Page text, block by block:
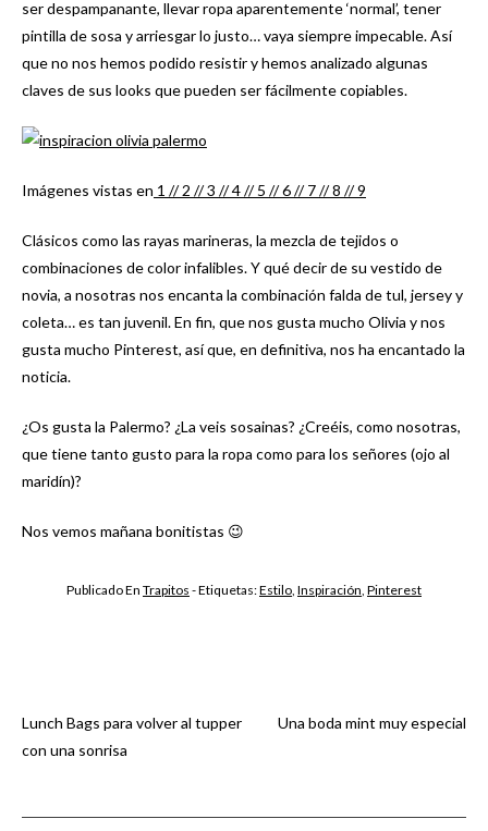
ser despampanante, llevar ropa aparentemente ‘normal’, tener
pintilla de sosa y arriesgar lo justo… vaya siempre impecable. Así
que no nos hemos podido resistir y hemos analizado algunas
claves de sus looks que pueden ser fácilmente copiables.
Imágenes vistas en 1 // 2 // 3 // 4 // 5 // 6 // 7 // 8 // 9
Clásicos como las rayas marineras, la mezcla de tejidos o
combinaciones de color infalibles. Y qué decir de su vestido de
novia, a nosotras nos encanta la combinación falda de tul, jersey y
coleta… es tan juvenil. En fin, que nos gusta mucho Olivia y nos
gusta mucho Pinterest, así que, en definitiva, nos ha encantado la
noticia.
¿Os gusta la Palermo? ¿La veis sosainas? ¿Creéis, como nosotras,
que tiene tanto gusto para la ropa como para los señores (ojo al
maridín)?
Nos vemos mañana bonitistas 😉
Publicado En Trapitos - Etiquetas:Estilo Inspiración Pinterest
Navegación
Lunch Bags para volver al tupper
con una sonrisa
Una boda mint muy especial